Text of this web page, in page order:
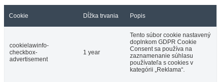
Cookie Dĺžka trvania Popis
cookielawinfo-
checkbox-
advertisement
1 year
Tento súbor cookie nastavený
doplnkom GDPR Cookie
Consent sa používa na
zaznamenanie súhlasu
používateľa s cookies v
kategórii „Reklama“.